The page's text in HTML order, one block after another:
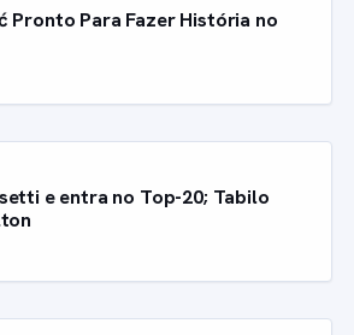
Pronto Para Fazer História no
e entra no Top-20; Tabilo